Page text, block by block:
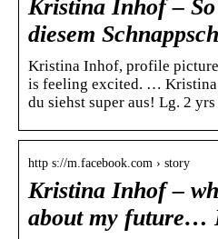
Kristina Inhof –
diesem
Kristina Inhof, profile
is feeling excited. … Kristina
du siehst super aus! Lg. 2
http s://m.facebook.com › story
Kristina Inhof –
about my